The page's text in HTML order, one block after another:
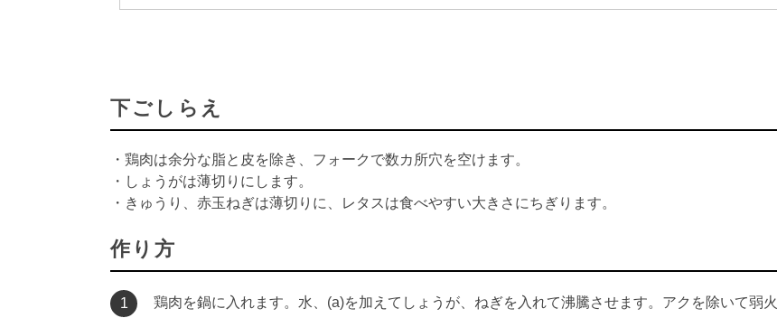
下ごしらえ
・鶏肉は余分な脂と皮を除き、フォークで数カ所穴を空けます。
・しょうがは薄切りにします。
・きゅうり、赤玉ねぎは薄切りに、レタスは食べやすい大きさにちぎります。
作り方
1
鶏肉を鍋に入れます。水、(a)を加えてしょうが、ねぎを入れて沸騰させます。アクを除いて弱火